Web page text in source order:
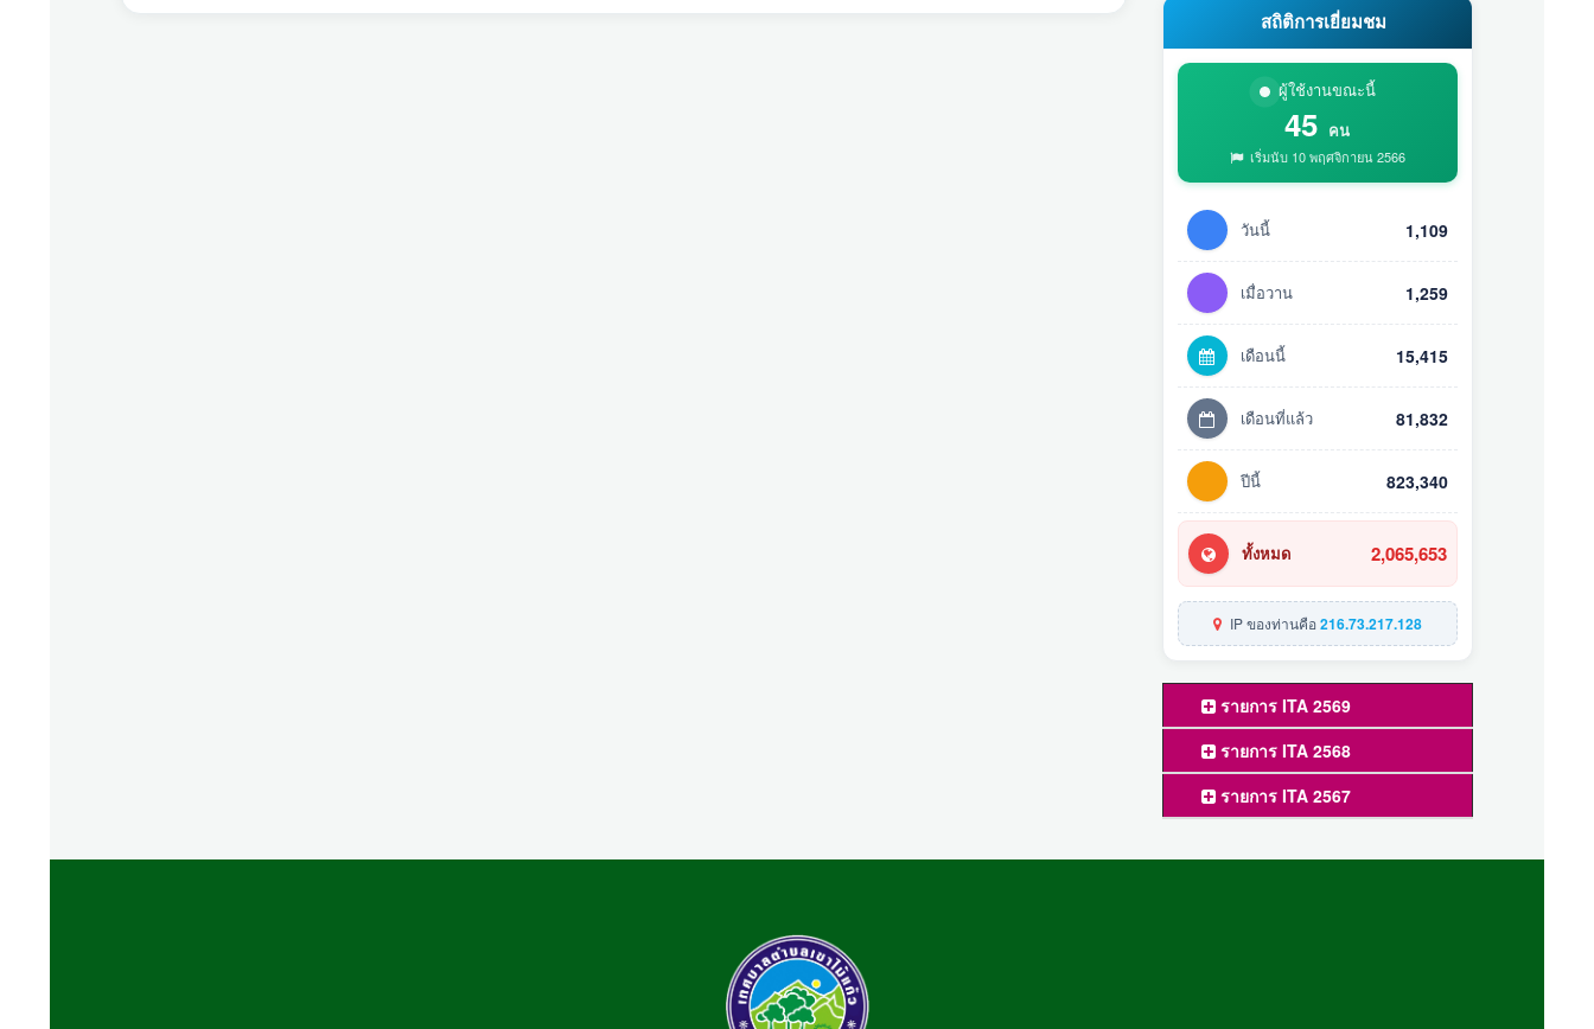
สถิติการเยี่ยมชม
ผู้ใช้งานขณะนี้
45 คน
เริ่มนับ 10 พฤศจิกายน 2566
วันนี้ 1,109
เมื่อวาน 1,259
เดือนนี้ 15,415
เดือนที่แล้ว 81,832
ปีนี้ 823,340
ทั้งหมด 2,065,653
IP ของท่านคือ216.73.217.128
รายการ ITA 2569
รายการ ITA 2568
รายการ ITA 2567